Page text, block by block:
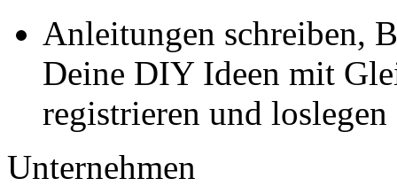
Anleitungen schreiben,
Deine DIY Ideen mit
registrieren und loslegen
Unternehmen